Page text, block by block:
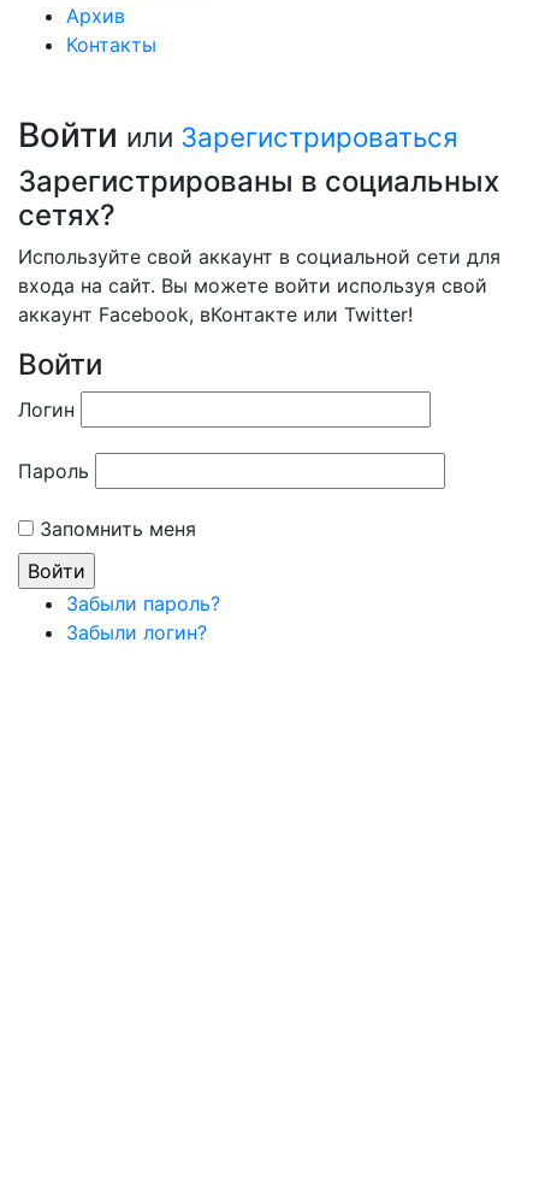
Архив
Контакты
Войти или Зарегистрироваться
Зарегистрированы в социальных
сетях?
Используйте свой аккаунт в социальной сети для
входа на сайт. Вы можете войти используя свой
аккаунт Facebook, вКонтакте или Twitter!
Войти
Логин
Пароль
Запомнить меня
Забыли пароль?
Забыли логин?